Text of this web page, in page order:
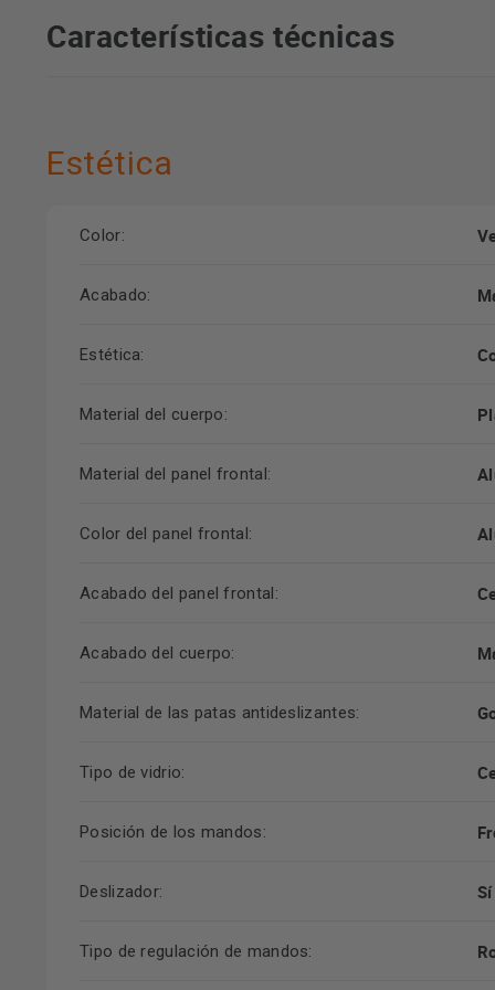
Características técnicas
Estética
Color:
Acabado:
Estética:
Material del cuerpo:
Material del panel frontal:
Color del panel frontal:
Acabado del panel frontal:
Acabado del cuerpo:
Material de las patas antideslizantes:
Tipo de vidrio:
Posición de los mandos:
Deslizador: Sí
Tipo de regulación de mandos: